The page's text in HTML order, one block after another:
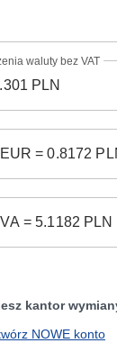
waluty bez VAT
kantor
NOWE konto